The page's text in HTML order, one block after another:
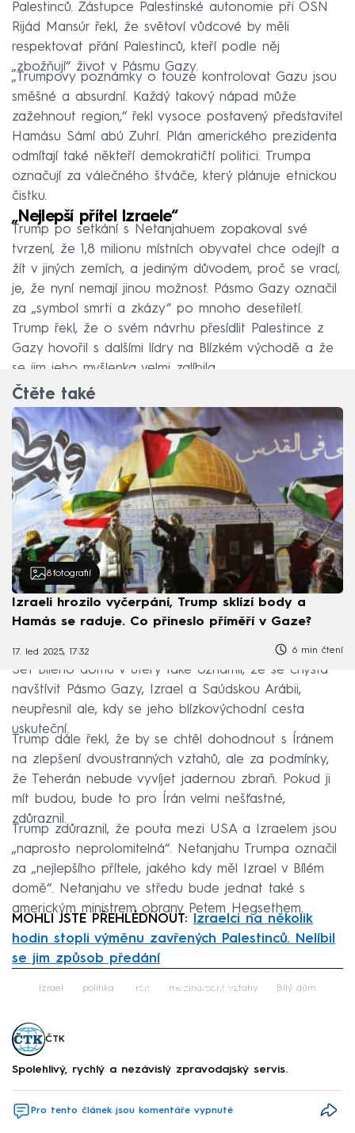
Palestinců. Zástupce Palestinské autonomie při OSN
Rijád Mansúr řekl, že světoví vůdcové by měli
respektovat přání Palestinců, kteří podle něj
„zbožňují“ život v Pásmu Gazy.
„Trumpovy poznámky o touze kontrolovat Gazu jsou
směšné a absurdní. Každý takový nápad může
zažehnout region,“ řekl vysoce postavený představitel
Hamásu Sámí abú Zuhrí. Plán amerického prezidenta
odmítají také někteří demokratičtí politici. Trumpa
označují za válečného štváče, který plánuje etnickou
čistku.
„Nejlepší přítel Izraele“
Trump po setkání s Netanjahuem zopakoval své
tvrzení, že 1,8 milionu místních obyvatel chce odejít a
žít v jiných zemích, a jediným důvodem, proč se vrací,
je, že nyní nemají jinou možnost. Pásmo Gazy označil
za „symbol smrti a zkázy“ po mnoho desetiletí.
Trump řekl, že o svém návrhu přesídlit Palestince z
Gazy hovořil s dalšími lídry na Blízkém východě a že
se jim jeho myšlenka velmi zalíbila.
Čtěte také
8 fotografií
Izraeli hrozilo vyčerpání, Trump sklízí body a
Hamás se raduje. Co přineslo příměří v Gaze?
17. led 2025, 17:32 6 min čtení
Šéf Bílého domu v úterý také oznámil, že se chystá
navštívit Pásmo Gazy, Izrael a Saúdskou Arábii,
neupřesnil ale, kdy se jeho blízkovýchodní cesta
uskuteční.
Trump dále řekl, že by se chtěl dohodnout s Íránem
na zlepšení dvoustranných vztahů, ale za podmínky,
že Teherán nebude vyvíjet jadernou zbraň. Pokud ji
mít budou, bude to pro Írán velmi nešťastné,
zdůraznil.
Trump zdůraznil, že pouta mezi USA a Izraelem jsou
„naprosto neprolomitelná“. Netanjahu Trumpa označil
za „nejlepšího přítele, jakého kdy měl Izrael v Bílém
domě“. Netanjahu ve středu bude jednat také s
americkým ministrem obrany Petem Hegsethem.
MOHLI JSTE PŘEHLÉDNOUT:
Izraelci na několik
hodin stopli výměnu zavřených Palestinců. Nelíbil
se jim způsob předání
Failed to fetch
Izrael politika Írán mezinárodní vztahy Bílý dům
ČTK
Spolehlivý, rychlý a nezávislý zpravodajský servis.
Pro tento článek jsou komentáře vypnuté